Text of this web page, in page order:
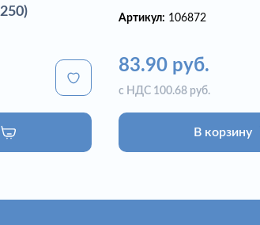
Артикул: 106872
83.90 руб.
с НДС 100.68 руб.
В корзину